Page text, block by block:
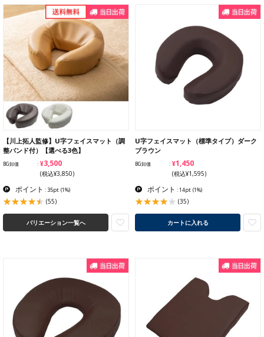
【川上拓人監修】U字フェイスマット（調
整バンド付）【選べる3色】
BG卸価 ¥3,500
(税込¥3,850)
ポイント : 35pt (1%)
(55)
バリエーション一覧へ
U字フェイスマット（標準タイプ）ダーク
ブラウン
BG卸価 ¥1,450
(税込¥1,595)
ポイント : 14pt (1%)
(35)
カートに入れる